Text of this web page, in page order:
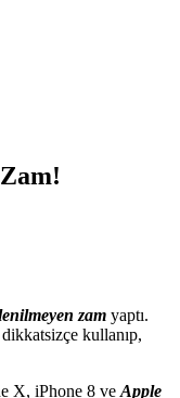
zam yaptı.
dikkatsizçe kullanıp,
X, iPhone 8 ve Apple